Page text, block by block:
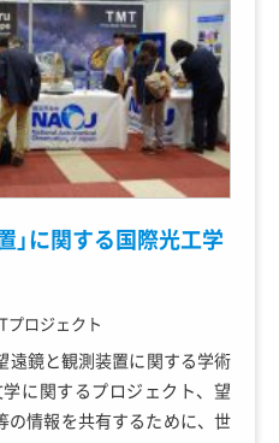
」に関する国際光工学
プロジェクト
遠鏡と観測装置に関する学術
学に関するプロジェクト、望
の情報を共有するために、世